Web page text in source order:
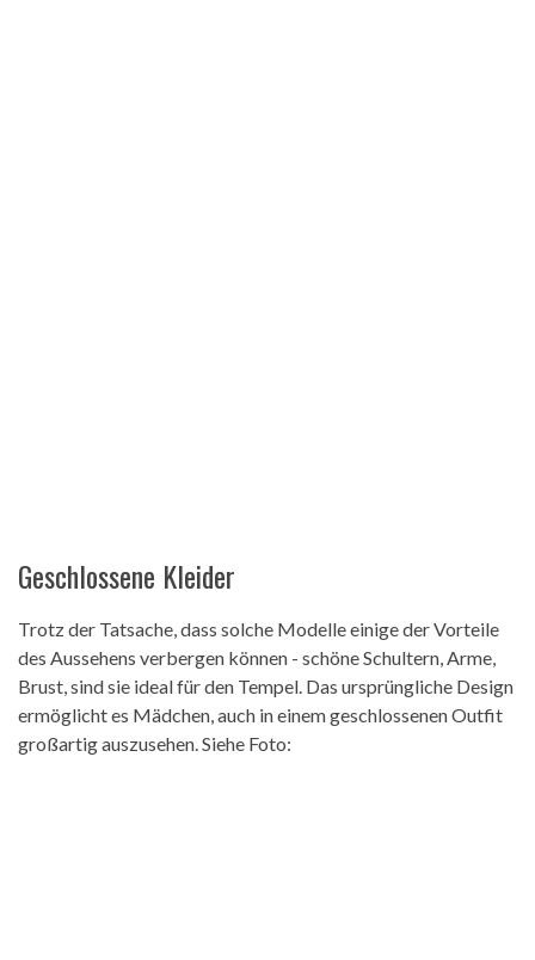
Geschlossene Kleider
Trotz der Tatsache, dass solche Modelle einige der Vorteile
des Aussehens verbergen können - schöne Schultern, Arme,
Brust, sind sie ideal für den Tempel. Das ursprüngliche Design
ermöglicht es Mädchen, auch in einem geschlossenen Outfit
großartig auszusehen. Siehe Foto: